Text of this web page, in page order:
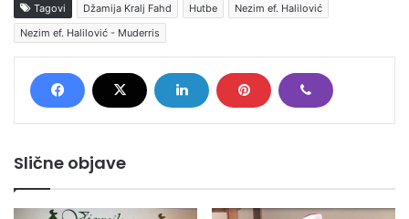
Tagovi Džamija Kralj Fahd Hutbe
Nezim ef. Halilović
Nezim ef. Halilović - Muderris
Slične objave